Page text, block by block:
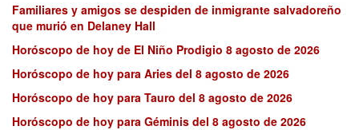
Familiares y amigos se despiden de inmigrante salvadoreño
que murió en Delaney Hall
Horóscopo de hoy de El Niño Prodigio 8 agosto de 2026
Horóscopo de hoy para Aries del 8 agosto de 2026
Horóscopo de hoy para Tauro del 8 agosto de 2026
Horóscopo de hoy para Géminis del 8 agosto de 2026